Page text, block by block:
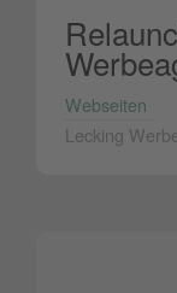
Webseiten
Lecking